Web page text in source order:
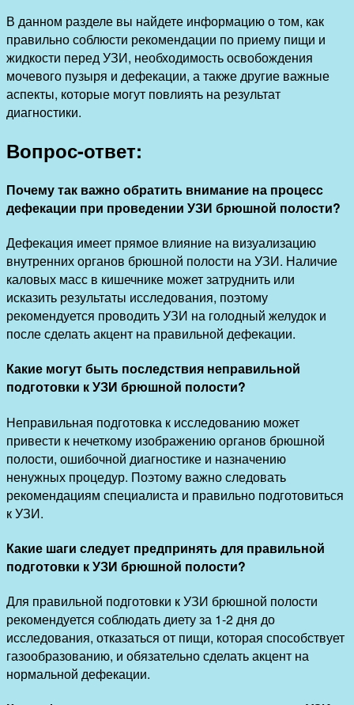
В данном разделе вы найдете информацию о том, как
правильно соблюсти рекомендации по приему пищи и
жидкости перед УЗИ, необходимость освобождения
мочевого пузыря и дефекации, а также другие важные
аспекты, которые могут повлиять на результат
диагностики.
Вопрос-ответ:
Почему так важно обратить внимание на процесс
дефекации при проведении УЗИ брюшной полости?
Дефекация имеет прямое влияние на визуализацию
внутренних органов брюшной полости на УЗИ. Наличие
каловых масс в кишечнике может затруднить или
исказить результаты исследования, поэтому
рекомендуется проводить УЗИ на голодный желудок и
после сделать акцент на правильной дефекации.
Какие могут быть последствия неправильной
подготовки к УЗИ брюшной полости?
Неправильная подготовка к исследованию может
привести к нечеткому изображению органов брюшной
полости, ошибочной диагностике и назначению
ненужных процедур. Поэтому важно следовать
рекомендациям специалиста и правильно подготовиться
к УЗИ.
Какие шаги следует предпринять для правильной
подготовки к УЗИ брюшной полости?
Для правильной подготовки к УЗИ брюшной полости
рекомендуется соблюдать диету за 1-2 дня до
исследования, отказаться от пищи, которая способствует
газообразованию, и обязательно сделать акцент на
нормальной дефекации.